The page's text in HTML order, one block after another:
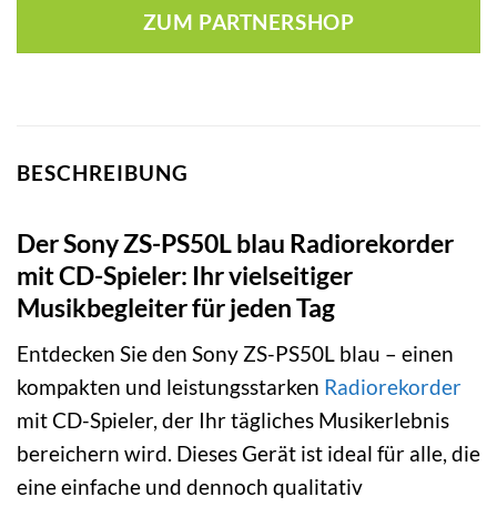
ZUM PARTNERSHOP
BESCHREIBUNG
Der Sony ZS-PS50L blau Radiorekorder
mit CD-Spieler: Ihr vielseitiger
Musikbegleiter für jeden Tag
Entdecken Sie den Sony ZS-PS50L blau – einen
kompakten und leistungsstarken Radiorekorder
mit CD-Spieler, der Ihr tägliches Musikerlebnis
bereichern wird. Dieses Gerät ist ideal für alle, die
eine einfache und dennoch qualitativ